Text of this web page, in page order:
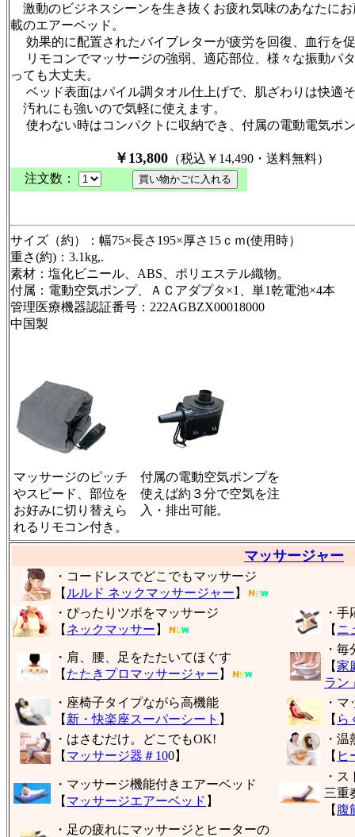
激動のビジネスシーンを生き抜くお疲れ気味のあなたに
載のエアーベッド。
効果的に配置されたバイブレターが疲労を回復、血行を
リモコンでマッサージの強弱、適応部位、様々な振動パ
っても大丈夫。
ベッド表面はパイル調タオル仕上げで、肌ざわりは快適
汚れにも強いので気軽に使えます。
使わない時はコンパクトに収納でき、付属の電動電気ポ
￥13,800 （税込￥14,490・送料無料）
注文数：
サイズ（約）：幅75×長さ195×厚さ15ｃｍ(使用時）
重さ(約)：3.1kg,.
素材：塩化ビニール、ABS、ポリエステル織物。
付属：電動空気ポンプ、ＡＣアダプタ×1、単1乾電池×4本
管理医療機器認証番号：222AGBZX00018000
中国製
マッサージのピッチ
やスピード、部位を
お好みに切り替えら
れるリモコン付き。
付属の電動空気ポンプを
使えば約３分で空気を注
入・排出可能。
マッサージャー
・コードレスでどこでもマッサージ
【 ルルド ネックマッサージャー 】
・ぴったりツボをマッサージ
【 ネックマッサー 】
・
【 ニ
・肩、腰、足をたたいてほぐす
【 たたきプロマッサージャー 】
・
【家
ラン
・座椅子タイプながら高機能
【 新・快楽座スーパーシート 】
・
【 ら
・はさむだけ。どこでもOK!
【 マッサージ器＃100】
・
【 ヒ
・マッサージ機能付きエアーベッド
【 マッサージエアーベッド 】
・
三重
【 腹
・足の疲れにマッサージとヒーターの